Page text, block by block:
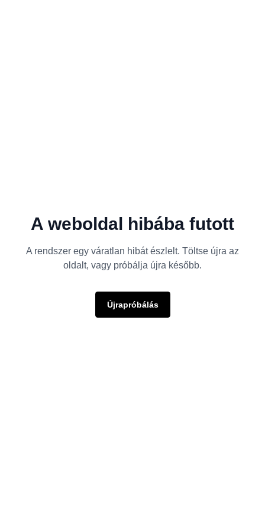
A weboldal hibába futott
A rendszer egy váratlan hibát észlelt. Töltse újra az
oldalt, vagy próbálja újra később.
Újrapróbálás